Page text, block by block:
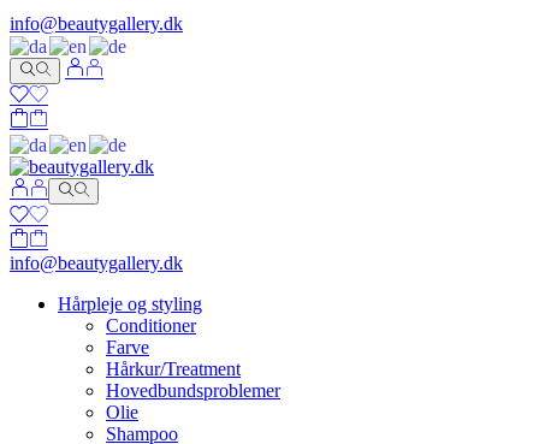
info@beautygallery.dk
info@beautygallery.dk
Hårpleje og styling
Conditioner
Farve
Hårkur/Treatment
Hovedbundsproblemer
Olie
Shampoo